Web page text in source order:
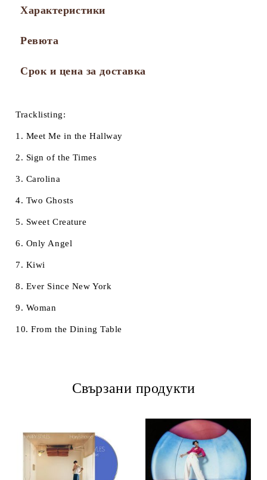
Характеристики
Ревюта
Срок и цена за доставка
Tracklisting:
1. Meet Me in the Hallway
2. Sign of the Times
3. Carolina
4. Two Ghosts
5. Sweet Creature
6. Only Angel
7. Kiwi
8. Ever Since New York
9. Woman
10. From the Dining Table
Свързани продукти